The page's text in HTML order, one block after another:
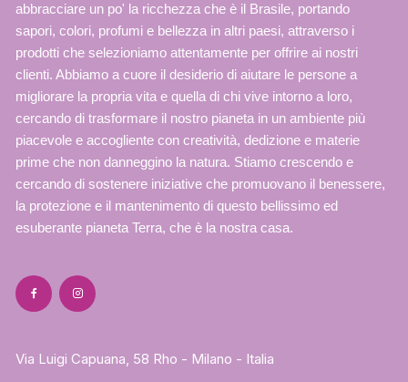
abbracciare un po' la ricchezza che è il Brasile, portando
sapori, colori, profumi e bellezza in altri paesi, attraverso i
prodotti che selezioniamo attentamente per offrire ai nostri
clienti. Abbiamo a cuore il desiderio di aiutare le persone a
migliorare la propria vita e quella di chi vive intorno a loro,
cercando di trasformare il nostro pianeta in un ambiente più
piacevole e accogliente con creatività, dedizione e materie
prime che non danneggino la natura. Stiamo crescendo e
cercando di sostenere iniziative che promuovano il benessere,
la protezione e il mantenimento di questo bellissimo ed
esuberante pianeta Terra, che è la nostra casa.
Via Luigi Capuana, 58 Rho - Milano - Italia